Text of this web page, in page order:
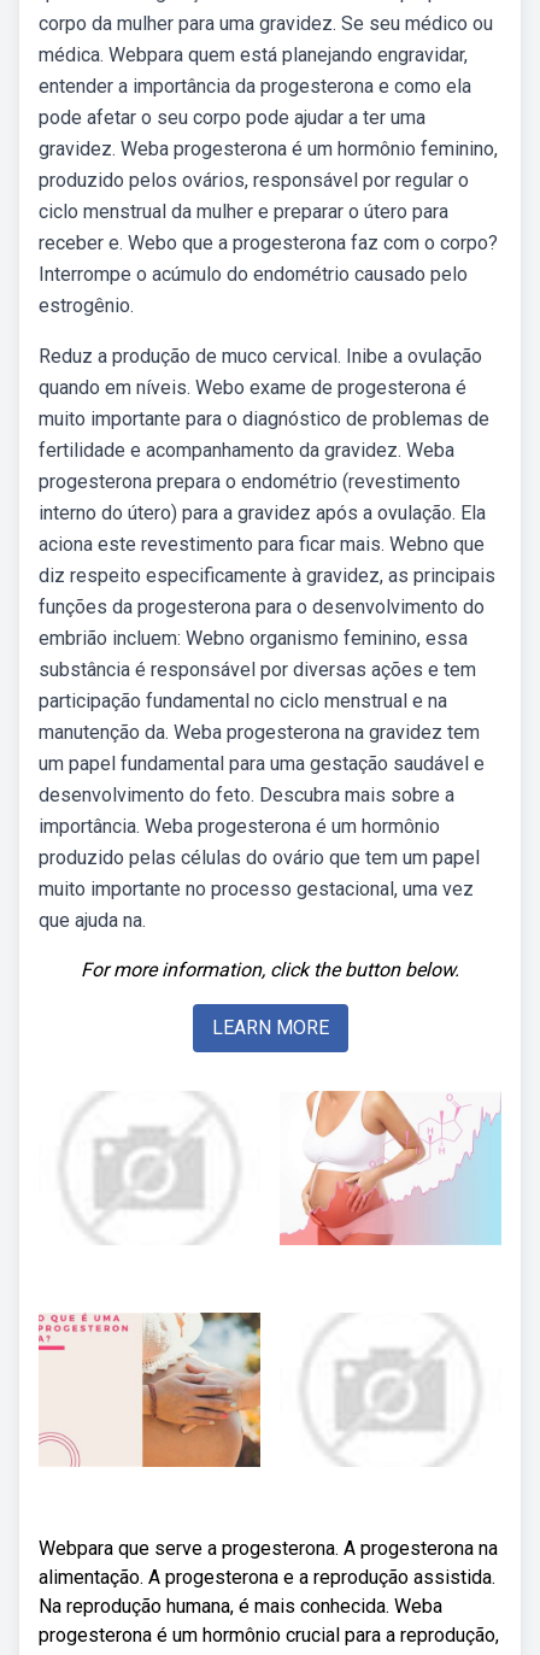
corpo da mulher para uma gravidez. Se seu médico ou
médica. Webpara quem está planejando engravidar,
entender a importância da progesterona e como ela
pode afetar o seu corpo pode ajudar a ter uma
gravidez. Weba progesterona é um hormônio feminino,
produzido pelos ovários, responsável por regular o
ciclo menstrual da mulher e preparar o útero para
receber e. Webo que a progesterona faz com o corpo?
Interrompe o acúmulo do endométrio causado pelo
estrogênio.
Reduz a produção de muco cervical. Inibe a ovulação
quando em níveis. Webo exame de progesterona é
muito importante para o diagnóstico de problemas de
fertilidade e acompanhamento da gravidez. Weba
progesterona prepara o endométrio (revestimento
interno do útero) para a gravidez após a ovulação. Ela
aciona este revestimento para ficar mais. Webno que
diz respeito especificamente à gravidez, as principais
funções da progesterona para o desenvolvimento do
embrião incluem: Webno organismo feminino, essa
substância é responsável por diversas ações e tem
participação fundamental no ciclo menstrual e na
manutenção da. Weba progesterona na gravidez tem
um papel fundamental para uma gestação saudável e
desenvolvimento do feto. Descubra mais sobre a
importância. Weba progesterona é um hormônio
produzido pelas células do ovário que tem um papel
muito importante no processo gestacional, uma vez
que ajuda na.
For more information, click the button below.
LEARN MORE
Webpara que serve a progesterona. A progesterona na
alimentação. A progesterona e a reprodução assistida.
Na reprodução humana, é mais conhecida. Weba
progesterona é um hormônio crucial para a reprodução,